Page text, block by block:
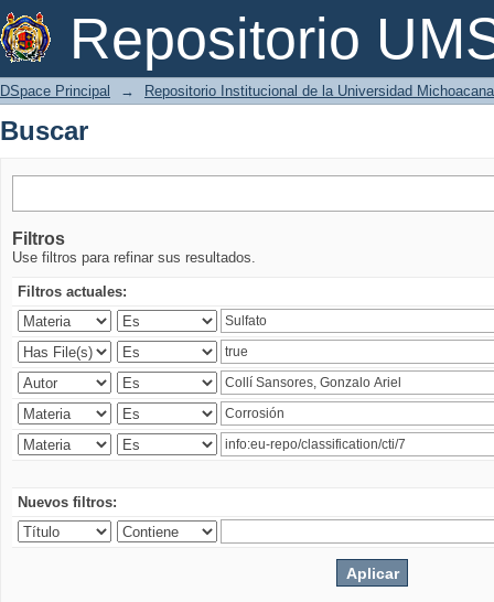
Repositorio
Buscar
DSpace Principal → Repositorio Institucional de la Universidad
Buscar
Filtros
Use filtros para refinar sus resultados.
Filtros actuales:
Nuevos filtros: